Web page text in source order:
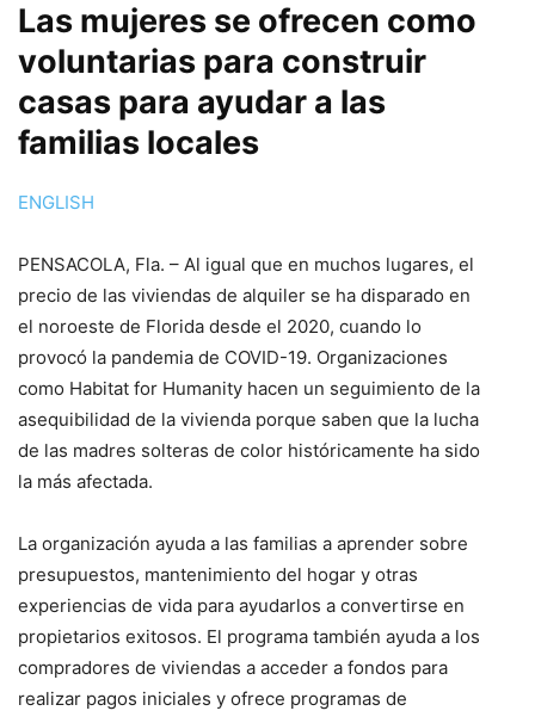
Las mujeres se ofrecen como
voluntarias para construir
casas para ayudar a las
familias locales
ENGLISH
PENSACOLA, Fla. – Al igual que en muchos lugares, el
precio de las viviendas de alquiler se ha disparado en
el noroeste de Florida desde el 2020, cuando lo
provocó la pandemia de COVID-19. Organizaciones
como Habitat for Humanity hacen un seguimiento de la
asequibilidad de la vivienda porque saben que la lucha
de las madres solteras de color históricamente ha sido
la más afectada.
La organización ayuda a las familias a aprender sobre
presupuestos, mantenimiento del hogar y otras
experiencias de vida para ayudarlos a convertirse en
propietarios exitosos. El programa también ayuda a los
compradores de viviendas a acceder a fondos para
realizar pagos iniciales y ofrece programas de